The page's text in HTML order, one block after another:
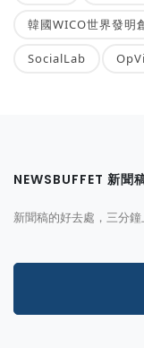
韓國WICO世界發明
SocialLab
NEWSBUFFET 新聞
新聞稿的好去處，三分